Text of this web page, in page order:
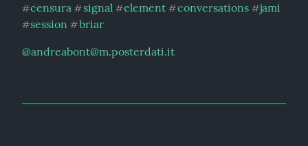
#censura #signal #element #conversations #jami
#session #briar
@andreabont@m.posterdati.it